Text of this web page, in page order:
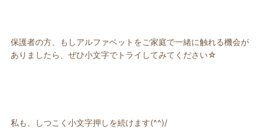
保護者の方、もしアルファベットをご家庭で一緒に触れる機会が
ありましたら、ぜひ小文字でトライしてみてください☆
私も、しつこく小文字押しを続けます(^^)/